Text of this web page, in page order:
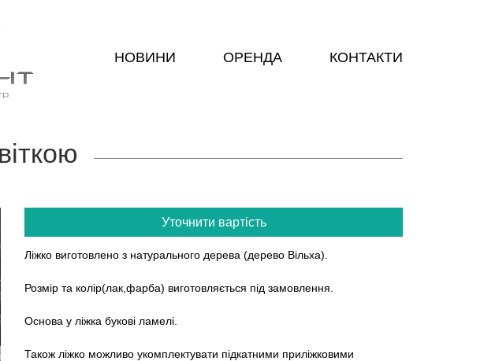
НОВИНИ ОРЕНДА КОНТАКТИ
Уточнити вартість
Ліжко виготовлено з натурального дерева (дерево Вільха).
Розмір та колір(лак,фарба) виготовляється під замовлення.
Основа у ліжка букові ламелі.
Також ліжко можливо укомплектувати підкатними приліжковими